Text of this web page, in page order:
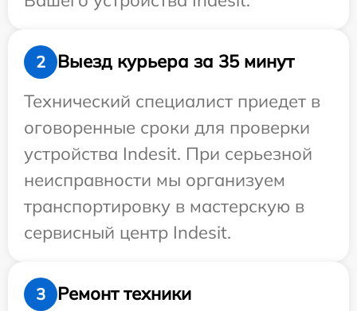
2
Выезд курьера за 35 минут
Технический специалист приедет в
оговоренные сроки для проверки
устройства Indesit. При серьезной
неисправности мы организуем
транспортировку в мастерскую в
сервисный центр Indesit.
3 Ремонт техники